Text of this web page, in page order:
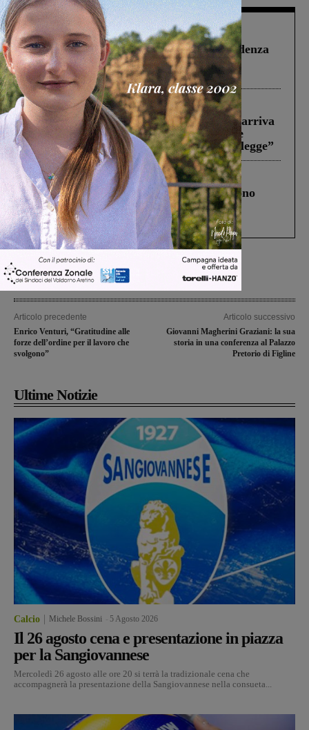
Figline Incisa Valdarno 1 Agosto 2026
Piscina di Figline finanziata oltre la scadenza
Pnrr, il gruppo di Fratelli d’Italia: “Un
ringraziamento al Governo”
Reggello 30 Luglio 2026
Reggello, la chiusura di ‘Mordi e fuggi’ arriva
in Consiglio. Il sindaco: “Come Comune
abbiamo agito solo per far rispettare la legge”
Cronaca 4 Agosto 2026
Un anno fa la strage in A1 in cui morirono
Gianni, Giulia e Franco. Lo schianto, il
processo, lo stop ai sorpassi fra tir....
Articolo precedente
Enrico Venturi, “Gratitudine alle
forze dell’ordine per il lavoro che
svolgono”
Articolo successivo
Giovanni Magherini Graziani: la sua
storia in una conferenza al Palazzo
Pretorio di Figline
Ultime Notizie
Calcio Michele Bossini 5 Agosto 2026
Il 26 agosto cena e presentazione in piazza
per la Sangiovannese
Mercoledì 26 agosto alle ore 20 si terrà la tradizionale cena che
accompagnerà la presentazione della Sangiovannese nella consueta...